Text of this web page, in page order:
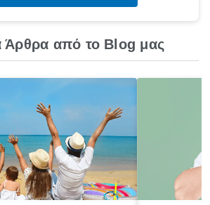
Άρθρα από το Blog μας